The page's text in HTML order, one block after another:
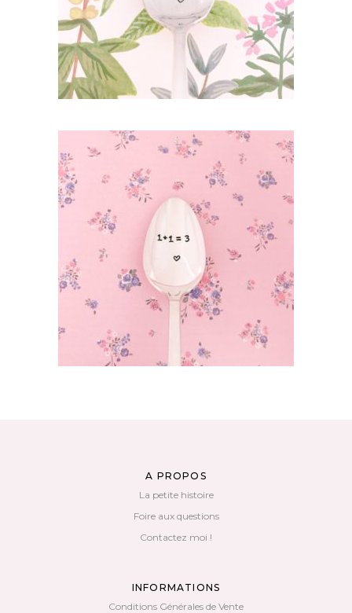
AJOUTER AU PANIER
PETITE CUILLÈRE GRAVÉE VINTAGE : 1+1=3
35,00€
AJOUTER AU PANIER
A PROPOS
La petite histoire
Foire aux questions
Contactez moi !
INFORMATIONS
Conditions Générales de Vente